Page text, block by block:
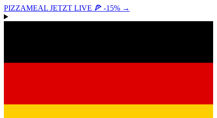
PIZZAMEAL JETZT LIVE 🍕 -15% →